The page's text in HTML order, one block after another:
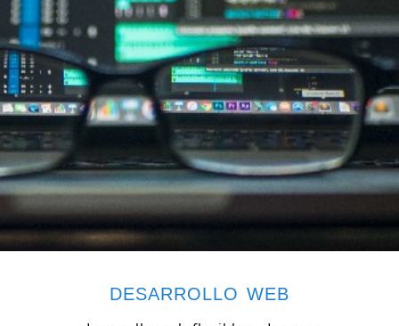
DESARROLLO WEB